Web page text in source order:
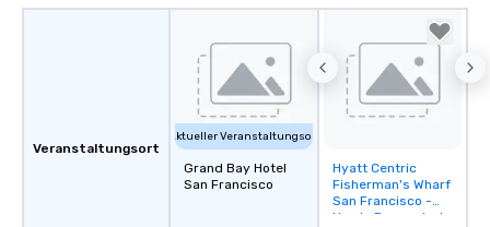
Veranstaltungsort
Aktueller Veranstaltungsort
Grand Bay Hotel
San Francisco
Removed from
favorites
Hyatt Centric
Fisherman's Wharf
San Francisco -
Newly Renovated